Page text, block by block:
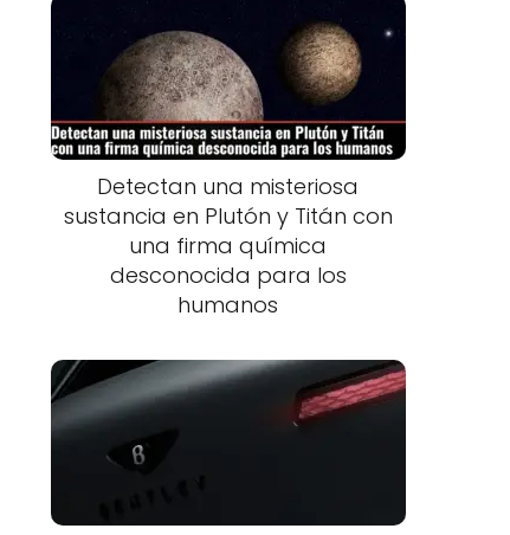
Detectan una misteriosa
sustancia en Plutón y Titán con
una firma química
desconocida para los
humanos